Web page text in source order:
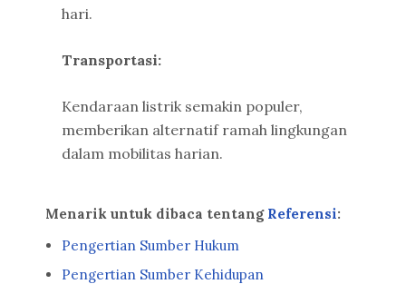
hari.
Transportasi:
Kendaraan listrik semakin populer,
memberikan alternatif ramah lingkungan
dalam mobilitas harian.
Menarik untuk dibaca tentang Referensi:
Pengertian Sumber Hukum
Pengertian Sumber Kehidupan